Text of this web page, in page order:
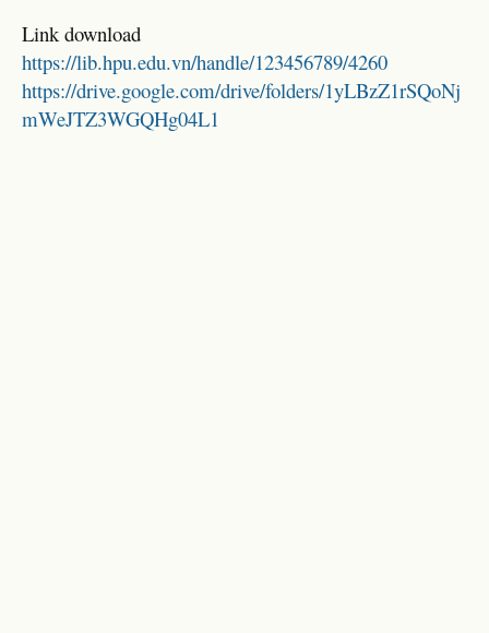
Link download
https://lib.hpu.edu.vn/handle/123456789/4260
https://drive.google.com/drive/folders/1yLBzZ1rSQoNj
mWeJTZ3WGQHg04L1